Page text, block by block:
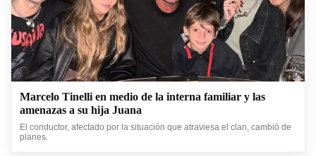
Marcelo Tinelli en medio de la interna familiar y las
amenazas a su hija Juana
El conductor, afectado por la situación que atraviesa el clan, cambió de
planes.